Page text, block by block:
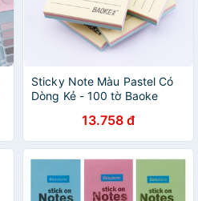
Sticky Note Màu Pastel Có
Dòng Kẻ - 100 tờ Baoke
13.758 đ